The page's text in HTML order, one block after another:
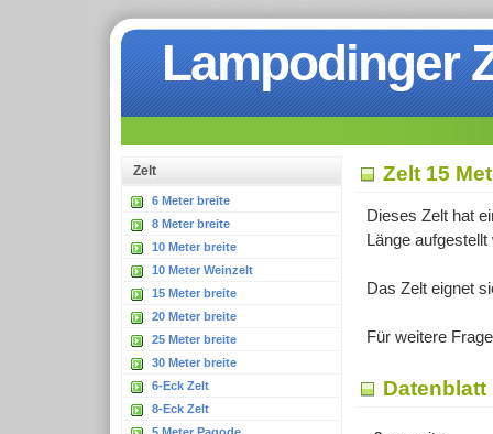
Lampodinger
Zelt
6 Meter breite
8 Meter breite
10 Meter breite
10 Meter Weinzelt
15 Meter breite
20 Meter breite
25 Meter breite
30 Meter breite
6-Eck Zelt
8-Eck Zelt
Zelt 15
Dieses Zelt hat
Länge
Das Zelt eignet
Für weitere
Datenblatt